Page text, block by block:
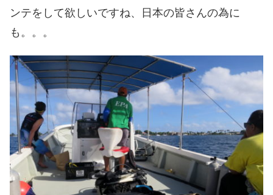
ンテをして欲しいですね、日本の皆さんの為に
も。。。